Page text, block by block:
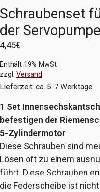
Schraubenset
der
4,45€
Enthält 19% MwSt.
zzgl. Versand
Lieferzeit: ca. 5-7 Werktage
1 Set
befestigen der
5-Zylindermotor
Diese Schrauben sind
Lösen oft zu einem
führt. Diese Schrauben
die Federscheibe ist